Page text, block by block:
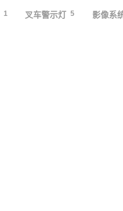
1 叉车警示灯 5 影像系